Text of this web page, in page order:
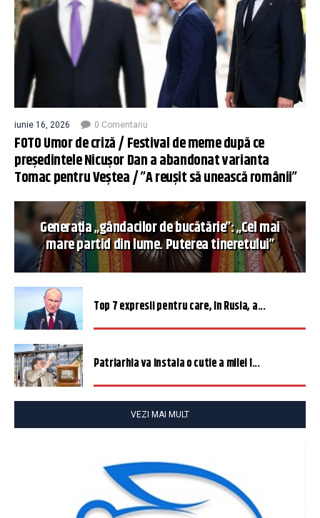
iunie 16, 2026 0 Comentariu
FOTO Umor de criză / Festival de meme după ce
președintele Nicușor Dan a abandonat varianta
Tomac pentru Veștea / ”A reușit să unească românii”
Generația „gândacilor de bucătărie”: „Cel mai
mare partid din lume. Puterea tineretului”
Top 7 expresii pentru care, în Rusia, a...
Patriarhia va instala o cutie a milei î...
VEZI MAI MULT